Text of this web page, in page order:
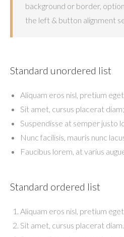
background or border,
the left & button alignment
Standard unordered list
Aliquam eros nisl, pretium
Sit amet, cursus placerat diam;
Suspendisse at semper justo
Nunc facilisis, mauris nunc
Faucibus lorem, at varius
Standard ordered list
Aliquam eros nisl, pretium
Sit amet, cursus placerat diam.